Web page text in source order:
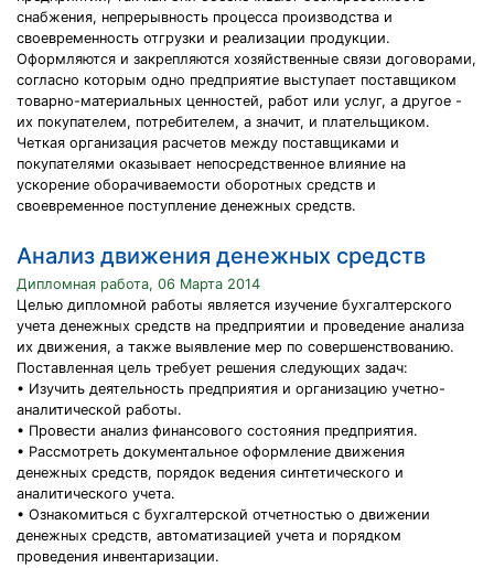
снабжения, непрерывность процесса производства и
своевременность отгрузки и реализации продукции.
Оформляются и закрепляются хозяйственные связи договорами,
согласно которым одно предприятие выступает поставщиком
товарно-материальных ценностей, работ или услуг, а другое -
их покупателем, потребителем, а значит, и плательщиком.
Четкая организация расчетов между поставщиками и
покупателями оказывает непосредственное влияние на
ускорение оборачиваемости оборотных средств и
своевременное поступление денежных средств.
Анализ движения денежных средств
Дипломная работа, 06 Марта 2014
Целью дипломной работы является изучение бухгалтерского
учета денежных средств на предприятии и проведение анализа
их движения, а также выявление мер по совершенствованию.
Поставленная цель требует решения следующих задач:
• Изучить деятельность предприятия и организацию учетно-
аналитической работы.
• Провести анализ финансового состояния предприятия.
• Рассмотреть документальное оформление движения
денежных средств, порядок ведения синтетического и
аналитического учета.
• Ознакомиться с бухгалтерской отчетностью о движении
денежных средств, автоматизацией учета и порядком
проведения инвентаризации.